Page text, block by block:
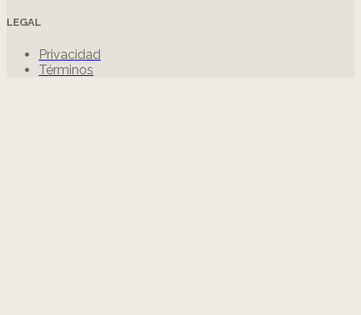
LEGAL
Privacidad
Términos